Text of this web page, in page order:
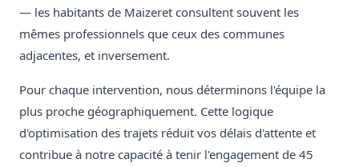
— les habitants de Maizeret consultent souvent les
mêmes professionnels que ceux des communes
adjacentes, et inversement.
Pour chaque intervention, nous déterminons l'équipe la
plus proche géographiquement. Cette logique
d'optimisation des trajets réduit vos délais d'attente et
contribue à notre capacité à tenir l'engagement de 45